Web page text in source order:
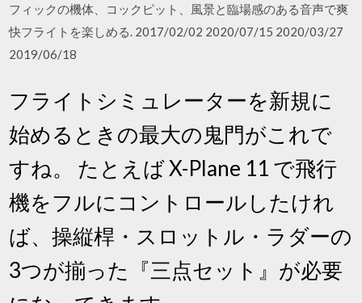
フィックの機体、コックピット、風景と臨場感のある音声で爽
快フライトを楽しめる. 2017/02/02 2020/07/15 2020/03/27
2019/06/18
フライトシミュレーターを新規に
始めるときの最大の鬼門がこれで
すね。 たとえば X-Plane 11 で飛行
機をフルにコントロールしたけれ
ば、操縦桿・スロットル・ラダーの
3つが揃った『三点セット』が必要